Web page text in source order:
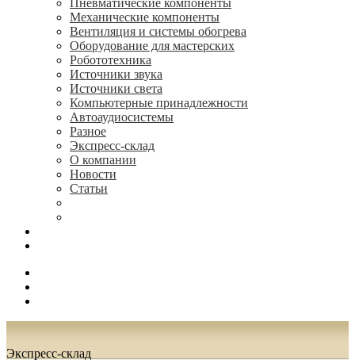
Пневматические компоненты
Механические компоненты
Вентиляция и системы обогрева
Оборудование для мастерских
Робототехника
Источники звука
Источники света
Компьютерные принадлежности
Автоаудиосистемы
Разное
Экспресс-склад
О компании
Новости
Статьи
Экспресс-склад